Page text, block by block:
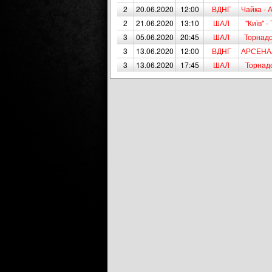
2
20.06.2020 12:00 ВДНГ Чайка -
2
21.06.2020 13:10 ШАЛ "Київ"
3
05.06.2020 20:45 ШАЛ
3
13.06.2020 12:00 ВДНГ
3
13.06.2020 17:45 ШАЛ